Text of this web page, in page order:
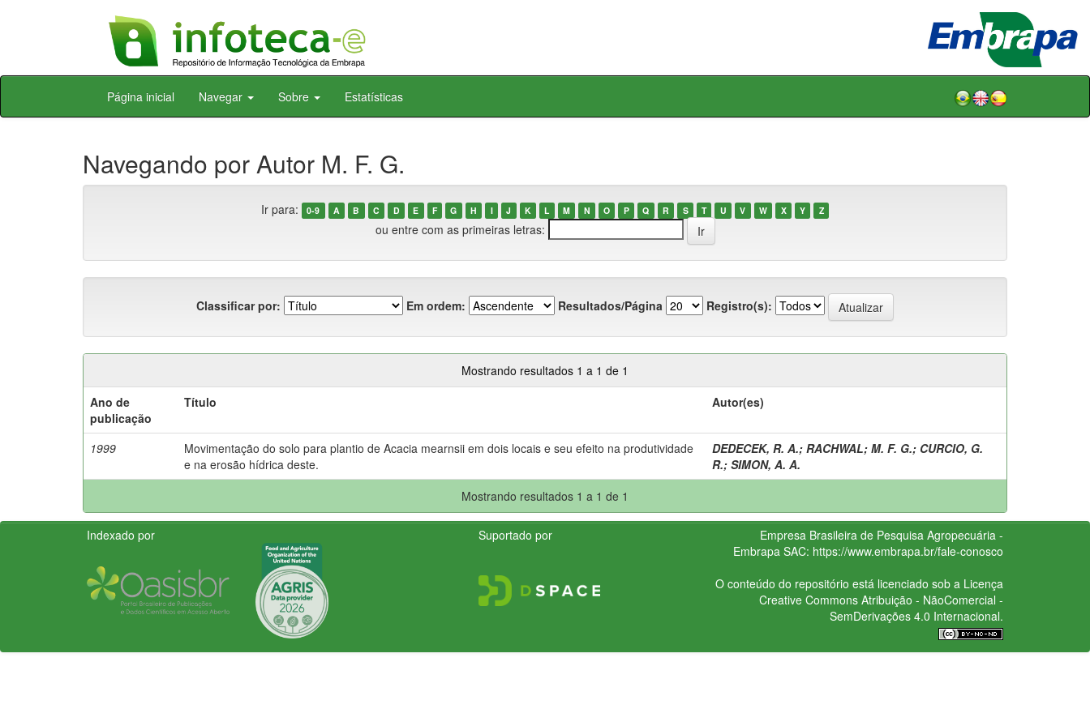
Skip
Página inicial Navegar Sobre Estatísticas
Navegando por Autor M. F. G.
Ir para: 0-9 A B C D E F G H I J K L M N O P Q R S T U V W X Y Z
ou entre com as primeiras letras:
Classificar por: Em ordem: Resultados/Página Registro(s):
Mostrando resultados 1 a 1 de 1
Ano de
publicação
Título Autor(es)
1999
Movimentação do solo para plantio de Acacia mearnsii em dois locais e seu efeito na produtividade
e na erosão hídrica deste.
DEDECEK, R. A.; RACHWAL; M. F. G.; CURCIO, G.
R.; SIMON, A. A.
Mostrando resultados 1 a 1 de 1
Indexado por Suportado por
Empresa Brasileira de Pesquisa Agropecuária -
Embrapa SAC: https://www.embrapa.br/fale-conosco
O conteúdo do repositório está licenciado sob a Licença
Creative CommonsAtribuição - NãoComercial -
SemDerivações 4.0 Internacional.